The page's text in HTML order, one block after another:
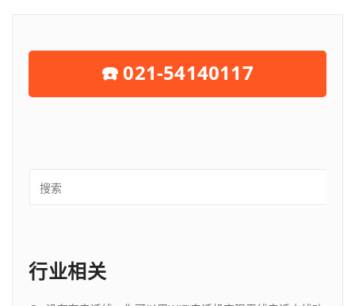
☎️ 021-54140117
行业相关